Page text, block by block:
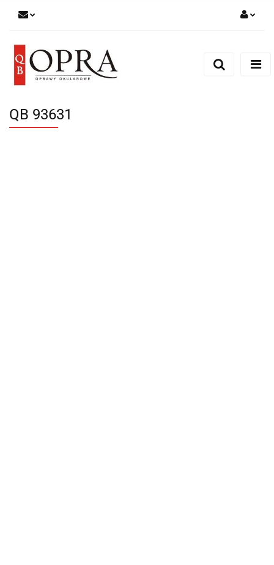
Zarejestruj się
QB 93631